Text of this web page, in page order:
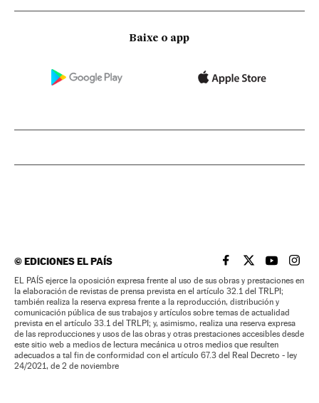
Baixe o app
©EDICIONES EL PAÍS EL PAÍS BRASIL EN
EL PAÍSEL PAÍS
EL
EL PAÍS ejerce la oposición expresa frente al uso de sus obras y prestaciones en
la elaboración de revistas de prensa prevista en el artículo 32.1 del TRLPI;
también realiza la reserva expresa frente a la reproducción, distribución y
comunicación pública de sus trabajos y artículos sobre temas de actualidad
prevista en el artículo 33.1 del TRLPI; y, asimismo, realiza una reserva expresa
de las reproducciones y usos de las obras y otras prestaciones accesibles desde
este sitio web a medios de lectura mecánica u otros medios que resulten
adecuados a tal fin de conformidad con el artículo 67.3 del Real Decreto - ley
24/2021, de 2 de noviembre